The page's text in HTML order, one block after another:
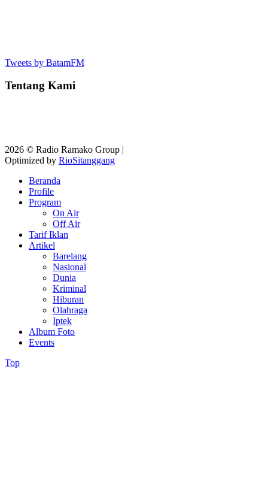
Tweets by BatamFM
Tentang Kami
2026 © Radio Ramako Group |
Optimized by RioSitanggang
Beranda
Profile
Program
On Air
Off Air
Tarif Iklan
Artikel
Barelang
Nasional
Dunia
Kriminal
Hiburan
Olahraga
Iptek
Album Foto
Events
Top